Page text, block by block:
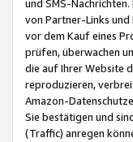
und SMS-
von Partner-Links
vor dem Kauf eines
prüfen, überwachen
die auf Ihrer Website
reproduzieren,
Amazon-
Sie bestätigen und
(Traffic) anregen